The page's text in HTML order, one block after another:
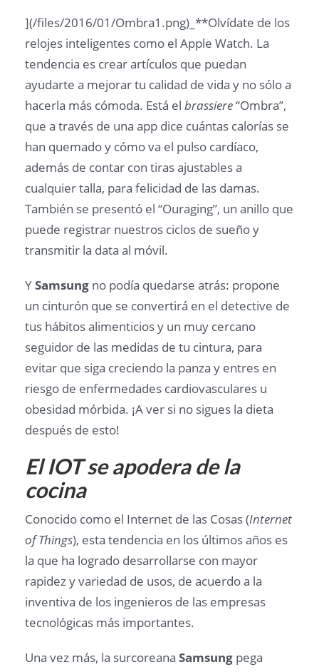
](/files/2016/01/Ombra1.png)_**Olvídate de los
relojes inteligentes como el Apple Watch. La
tendencia es crear artículos que puedan
ayudarte a mejorar tu calidad de vida y no sólo a
hacerla más cómoda. Está el brassiere“Ombra”,
que a través de una app dice cuántas calorías se
han quemado y cómo va el pulso cardíaco,
además de contar con tiras ajustables a
cualquier talla, para felicidad de las damas.
También se presentó el “Ouraging”, un anillo que
puede registrar nuestros ciclos de sueño y
transmitir la data al móvil.
YSamsung no podía quedarse atrás: propone
un cinturón que se convertirá en el detective de
tus hábitos alimenticios y un muy cercano
seguidor de las medidas de tu cintura, para
evitar que siga creciendo la panza y entres en
riesgo de enfermedades cardiovasculares u
obesidad mórbida. ¡A ver si no sigues la dieta
después de esto!
El IOT se apodera de la
cocina
Conocido como el Internet de las Cosas (Internet
of Things), esta tendencia en los últimos años es
la que ha logrado desarrollarse con mayor
rapidez y variedad de usos, de acuerdo a la
inventiva de los ingenieros de las empresas
tecnológicas más importantes.
Una vez más, la surcoreana Samsung pega